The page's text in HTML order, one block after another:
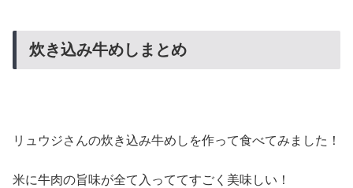
炊き込み牛めしまとめ
リュウジさんの炊き込み牛めしを作って食べてみました！
米に牛肉の旨味が全て入っててすごく美味しい！